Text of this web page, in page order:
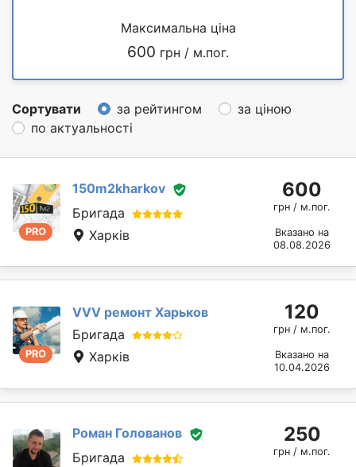
Максимальна ціна
600 грн / м.пог.
Сортувати за рейтингом
за ціною
по актуальності
PRO
150m2kharkov
Бригада
Харків
600
грн / м.пог.
Вказано на
08.08.2026
PRO
VVV ремонт Харьков
Бригада
Харків
120
грн / м.пог.
Вказано на
10.04.2026
Роман Голованов
Бригада
250
грн / м.пог.